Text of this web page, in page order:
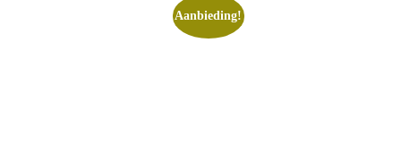
Aanbieding!